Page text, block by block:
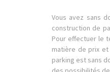
Vous avez sans
construction de
Pour effectuer le
matière de prix
parking est sans